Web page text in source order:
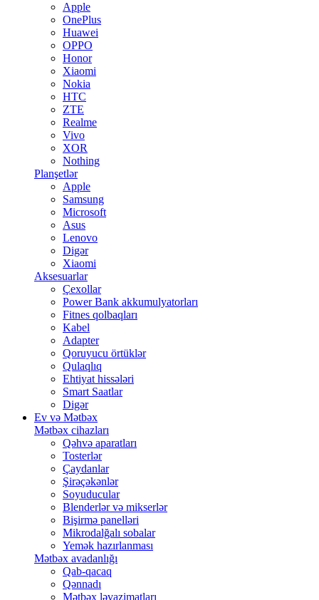
Apple
OnePlus
Huawei
OPPO
Honor
Xiaomi
Nokia
HTC
ZTE
Realme
Vivo
XOR
Nothing
Planşetlər
Apple
Samsung
Microsoft
Asus
Lenovo
Digər
Xiaomi
Aksesuarlar
Çexollar
Power Bank akkumulyatorları
Fitnes qolbaqları
Kabel
Adapter
Qoruyucu örtüklər
Qulaqlıq
Ehtiyat hissələri
Smart Saatlar
Digər
Ev və Mətbəx
Mətbəx cihazları
Qəhvə aparatları
Tosterlər
Çaydanlar
Şirəçəkənlər
Soyuducular
Blenderlər və mikserlər
Bişirmə panelləri
Mikrodalğalı sobalar
Yemək hazırlanması
Mətbəx avadanlığı
Qab-qacaq
Qənnadı
Mətbəx ləvazimatları